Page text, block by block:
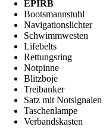
EPIRB
Bootsmannstuhl
Navigationslichter
Schwimmwesten
Lifebelts
Rettungsring
Notpinne
Blitzboje
Treibanker
Satz mit Notsignalen
Taschenlampe
Verbandskasten